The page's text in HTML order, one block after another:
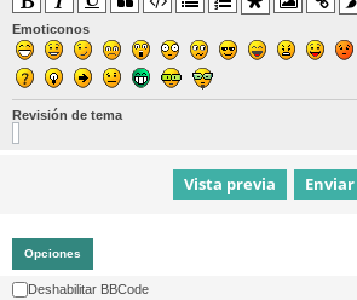
Emoticonos
Revisión de tema
Opciones
Deshabilitar BBCode